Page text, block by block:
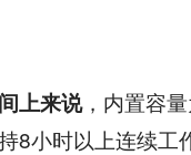
上来说，内置容
8小时以上连续工